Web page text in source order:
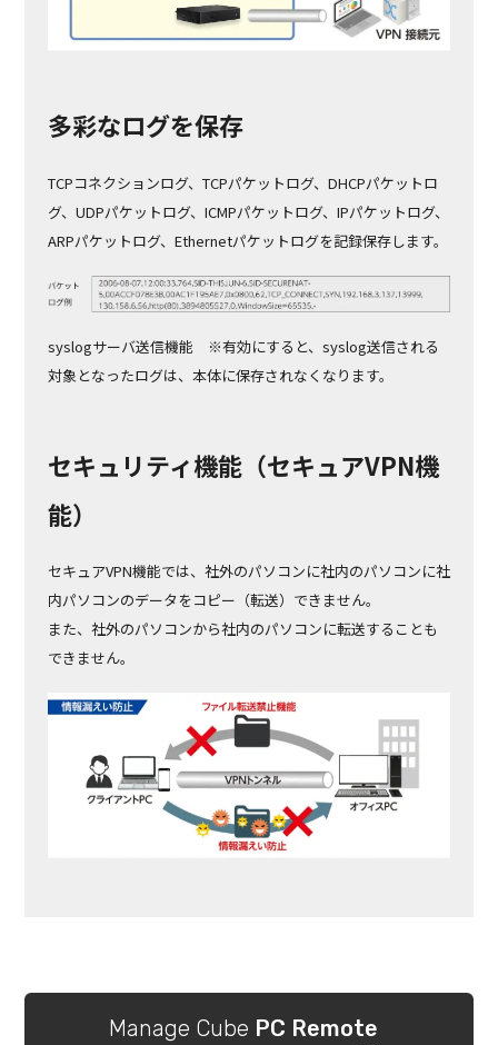
多彩なログを保存
TCPコネクションログ、TCPパケットログ、DHCPパケットロ
グ、UDPパケットログ、ICMPパケットログ、IPパケットログ、
ARPパケットログ、Ethernetパケットログを記録保存します。
syslogサーバ送信機能 ※有効にすると、syslog送信される
対象となったログは、本体に保存されなくなります。
セキュリティ機能（セキュアVPN機
能）
セキュアVPN機能では、社外のパソコンに社内のパソコンに社
内パソコンのデータをコピー（転送）できません。
また、社外のパソコンから社内のパソコンに転送することも
できません。
Manage Cube PC Remote